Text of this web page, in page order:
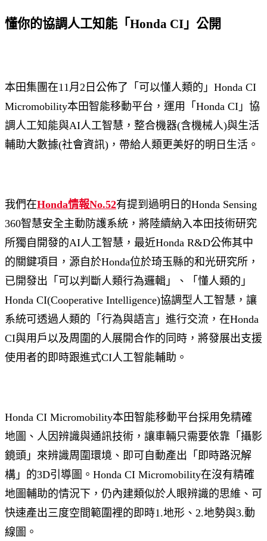
懂你的協調人工知能「Honda CI」公開
本田集團在11月2日公佈了「可以懂人類的」Honda CI
Micromobility本田智能移動平台，運用「Honda CI」協
調人工知能與AI人工智慧，整合機器(含機械人)與生活
輔助大數據(社會資訊)，帶給人類更美好的明日生活。
我們在Honda情報No.52有提到過明日的Honda Sensing
360智慧安全主動防護系統，將陸續納入本田技術研究
所獨自開發的AI人工智慧，最近Honda R&D公佈其中
的關鍵項目，源自於Honda位於琦玉縣的和光研究所，
已開發出「可以判斷人類行為邏輯」、「懂人類的」
Honda CI(Cooperative Intelligence)協調型人工智慧，讓
系統可透過人類的「行為與語言」進行交流，在Honda
CI與用戶以及周圍的人展開合作的同時，將發展出支援
使用者的即時跟進式CI人工智能輔助。
Honda CI Micromobility本田智能移動平台採用免精確
地圖、人因辨識與通訊技術，讓車輛只需要依靠「攝影
鏡頭」來辨識周圍環境、即可自動產出「即時路況解
構」的3D引導圖。Honda CI Micromobility在沒有精確
地圖輔助的情況下，仍內建類似於人眼辨識的思維、可
快速產出三度空間範圍裡的即時1.地形、2.地勢與3.動
線圖。